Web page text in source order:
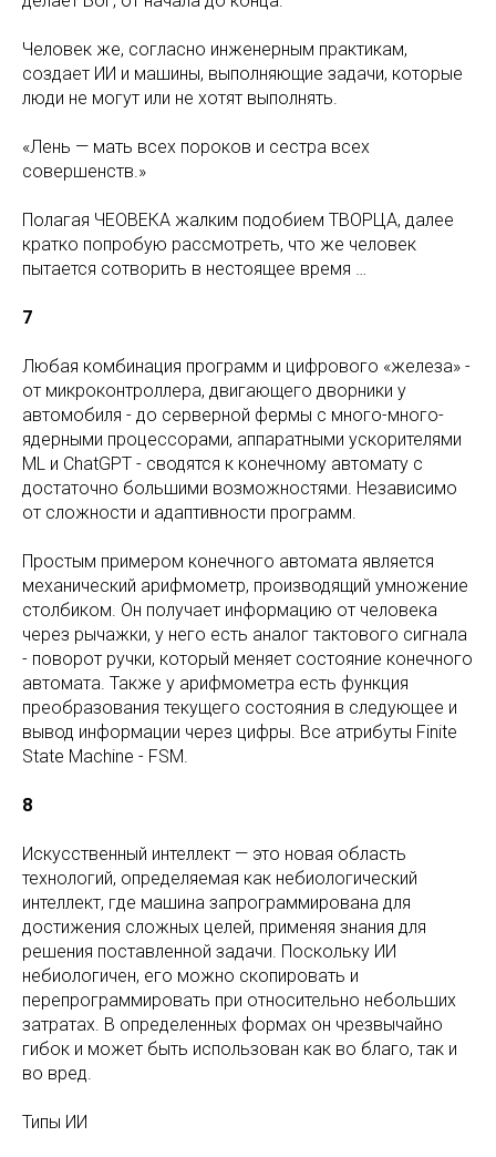
Человек же, согласно инженерным практикам,
создает ИИ и машины, выполняющие задачи, которые
люди не могут или не хотят выполнять.
«Лень — мать всех пороков и сестра всех
совершенств.»
Полагая ЧЕОВЕКА жалким подобием ТВОРЦА, далее
кратко попробую рассмотреть, что же человек
пытается сотворить в нестоящее время …
7
Любая комбинация программ и цифрового «железа» -
от микроконтроллера, двигающего дворники у
автомобиля - до серверной фермы с много-много-
ядерными процессорами, аппаратными ускорителями
ML и ChatGPT - сводятся к конечному автомату с
достаточно большими возможностями. Независимо
от сложности и адаптивности программ.
Простым примером конечного автомата является
механический арифмометр, производящий умножение
столбиком. Он получает информацию от человека
через рычажки, у него есть аналог тактового сигнала
- поворот ручки, который меняет состояние конечного
автомата. Также у арифмометра есть функция
преобразования текущего состояния в следующее и
вывод информации через цифры. Все атрибуты Finite
State Machine - FSM.
8
Искусственный интеллект — это новая область
технологий, определяемая как небиологический
интеллект, где машина запрограммирована для
достижения сложных целей, применяя знания для
решения поставленной задачи. Поскольку ИИ
небиологичен, его можно скопировать и
перепрограммировать при относительно небольших
затратах. В определенных формах он чрезвычайно
гибок и может быть использован как во благо, так и
во вред.
Типы ИИ